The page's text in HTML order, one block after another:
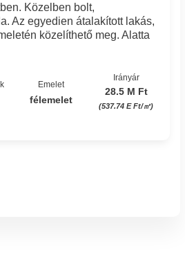
Közelben bolt,
Az egyedien átalakított lakás,
közelíthető meg. Alatta
Emelet
félemelet
Irányár
28.5 M Ft
(537.74 E Ft/㎡)